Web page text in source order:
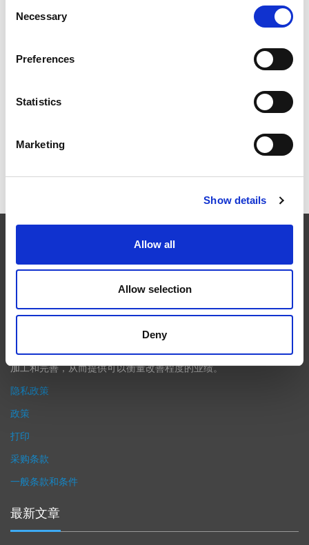
Selection
Necessary
Preferences
Statistics
Marketing
Show details
Allow all
Allow selection
Deny
ICAM 25：涡轮机械更锐利的边缘，更强劲的引擎
在航空航天、汽车、能源和医疗等领域，部件的高精度加工对最终
产品性能等级的精致度十分关键。我们的机床采用完整的加工方法
（加工时间仅占其他方法所需时间的一小部分）来提高成品轮廓的
精度。事实上，我们的 易趋宏公司（EXTRUDE HONE®） 机械加
工解决方案系列可以触及您看不到的零件表面，并且对其进行成型
加工和完善，从而提供可以衡量改善程度的业绩。
隐私政策
政策
打印
采购条款
一般条款和条件
最新文章